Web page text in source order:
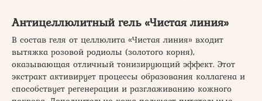
Антицеллюлитный гель «Чистая линия»
В состав геля от целлюлита «Чистая линия» входит
вытяжка розовой родиолы (золотого корня),
оказывающая отличный тонизирующий эффект. Этот
экстракт активирует процессы образования коллагена и
способствует регенерации и разглаживанию кожного